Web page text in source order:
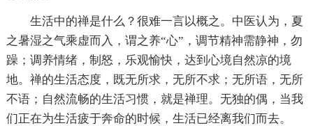
生活中的禅是什么？很难一言以概之。中医认为，夏
之暑湿之气乘虚而入，谓之养“心”，调节精神需静神，勿
躁；调养情绪，制怒，乐观愉快，达到心境自然凉的境
地。禅的生活态度，既无所求，无所不求；无所语，无所
不语；自然流畅的生活习惯，就是禅理。无独的偶，当我
们正在为生活疲于奔命的时候，生活已经离我们而去。